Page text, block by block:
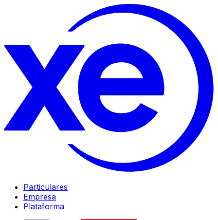
Particulares
Empresa
Plataforma